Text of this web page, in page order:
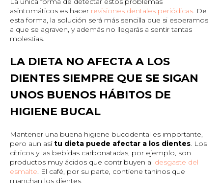
asintomáticos es hacer revisiones dentales periódicas . De
esta forma, la solución será más sencilla que si esperamos
a que se agraven, y además no llegarás a sentir tantas
molestias.
LA DIETA NO AFECTA A LOS
DIENTES SIEMPRE QUE SE SIGAN
UNOS BUENOS HÁBITOS DE
HIGIENE BUCAL
Mantener una buena higiene bucodental es importante,
pero aun asítu dieta puede afectar a los dientes . Los
cítricos y las bebidas carbonatadas, por ejemplo, son
productos muy ácidos que contribuyen al desgaste del
esmalte . El café, por su parte, contiene taninos que
manchan los dientes.